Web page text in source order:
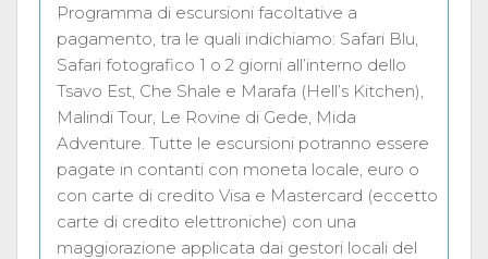
Programma di escursioni facoltative a
pagamento, tra le quali indichiamo: Safari Blu,
Safari fotografico 1 o 2 giorni all’interno dello
Tsavo Est, Che Shale e Marafa (Hell’s Kitchen),
Malindi Tour, Le Rovine di Gede, Mida
Adventure. Tutte le escursioni potranno essere
pagate in contanti con moneta locale, euro o
con carte di credito Visa e Mastercard (eccetto
carte di credito elettroniche) con una
maggiorazione applicata dai gestori locali del